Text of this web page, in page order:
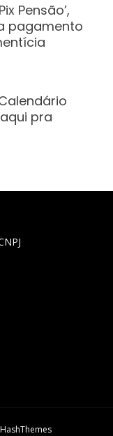
Pensão’,
pagamento
pra